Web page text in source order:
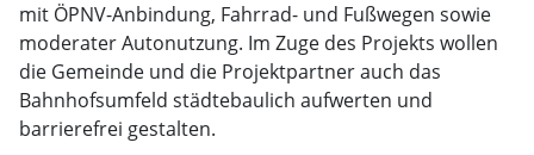
mit ÖPNV-Anbindung, Fahrrad- und Fußwegen sowie
moderater Autonutzung. Im Zuge des Projekts wollen
die Gemeinde und die Projektpartner auch das
Bahnhofsumfeld städtebaulich aufwerten und
barrierefrei gestalten.